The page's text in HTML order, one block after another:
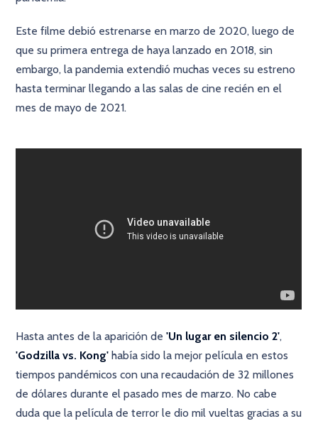
Este filme debió estrenarse en marzo de 2020, luego de
que su primera entrega de haya lanzado en 2018, sin
embargo, la pandemia extendió muchas veces su estreno
hasta terminar llegando a las salas de cine recién en el
mes de mayo de 2021.
Hasta antes de la aparición de'Un lugar en silencio 2',
'Godzilla vs. Kong'había sido la mejor película en estos
tiempos pandémicos con una recaudación de 32 millones
de dólares durante el pasado mes de marzo. No cabe
duda que la película de terror le dio mil vueltas gracias a su